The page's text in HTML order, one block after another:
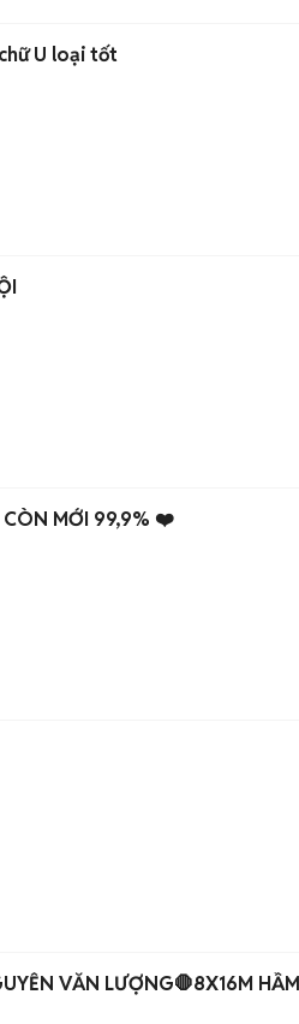
U loại tốt
CÒN MỚI 99,9% ❤️
VĂN LƯỢNG🛑8X16M